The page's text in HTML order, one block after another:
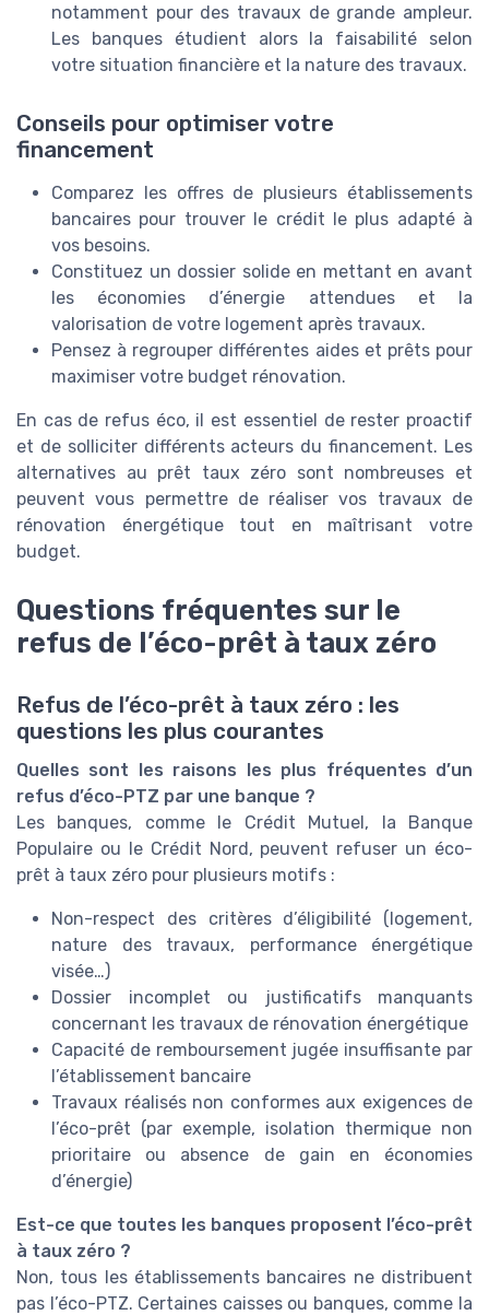
notamment pour des travaux de grande ampleur.
Les banques étudient alors la faisabilité selon
votre situation financière et la nature des travaux.
Conseils pour optimiser votre
financement
Comparez les offres de plusieurs établissements
bancaires pour trouver le crédit le plus adapté à
vos besoins.
Constituez un dossier solide en mettant en avant
les économies d’énergie attendues et la
valorisation de votre logement après travaux.
Pensez à regrouper différentes aides et prêts pour
maximiser votre budget rénovation.
En cas de refus éco, il est essentiel de rester proactif
et de solliciter différents acteurs du financement. Les
alternatives au prêt taux zéro sont nombreuses et
peuvent vous permettre de réaliser vos travaux de
rénovation énergétique tout en maîtrisant votre
budget.
Questions fréquentes sur le
refus de l’éco-prêt à taux zéro
Refus de l’éco-prêt à taux zéro : les
questions les plus courantes
Quelles sont les raisons les plus fréquentes d’un
refus d’éco-PTZ par une banque ?
Les banques, comme le Crédit Mutuel, la Banque
Populaire ou le Crédit Nord, peuvent refuser un éco-
prêt à taux zéro pour plusieurs motifs :
Non-respect des critères d’éligibilité (logement,
nature des travaux, performance énergétique
visée…)
Dossier incomplet ou justificatifs manquants
concernant les travaux de rénovation énergétique
Capacité de remboursement jugée insuffisante par
l’établissement bancaire
Travaux réalisés non conformes aux exigences de
l’éco-prêt (par exemple, isolation thermique non
prioritaire ou absence de gain en économies
d’énergie)
Est-ce que toutes les banques proposent l’éco-prêt
à taux zéro ?
Non, tous les établissements bancaires ne distribuent
pas l’éco-PTZ. Certaines caisses ou banques, comme la